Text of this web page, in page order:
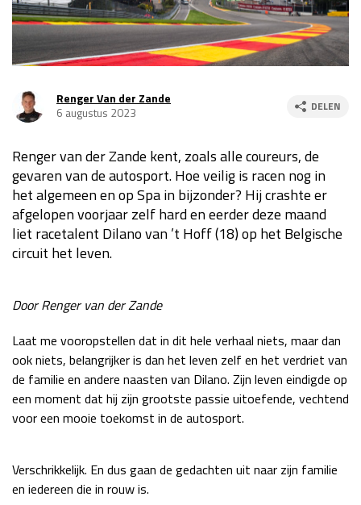
Race
za 13:00 - 15:00
Kwalificatie
za 23:00 - 00:00
Race
zo 21:00 - 23:00
Kwalificatie
za 22:00 - 23:00
Race
zo 21:00 - 23:00
Kwalificatie
za 19:00 - 20:00
Race
zo 18:00 - 20:00
LAS VEGAS GRAND PRIX 2026 20 - 22 nov
Kwalificatie
GP ABU DHABI 2026 04 - 06 dec
Kwalificatie
za 15:00 - 16:00
Race
Renger Van der Zande
6 augustus 2023
DELEN
Renger van der Zande kent, zoals alle coureurs, de
gevaren van de autosport. Hoe veilig is racen nog in
het algemeen en op Spa in bijzonder? Hij crashte er
afgelopen voorjaar zelf hard en eerder deze maand
liet racetalent Dilano van ’t Hoff (18) op het Belgische
circuit het leven.
Door Renger van der Zande
Laat me vooropstellen dat in dit hele verhaal niets, maar dan
ook niets, belangrijker is dan het leven zelf en het verdriet van
de familie en andere naasten van Dilano. Zijn leven eindigde op
een moment dat hij zijn grootste passie uitoefende, vechtend
voor een mooie toekomst in de autosport.
Verschrikkelijk. En dus gaan de gedachten uit naar zijn familie
en iedereen die in rouw is.